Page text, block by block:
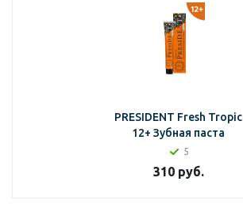
PRESIDENT Fresh Tropic
12+ Зубная паста
5
310руб.